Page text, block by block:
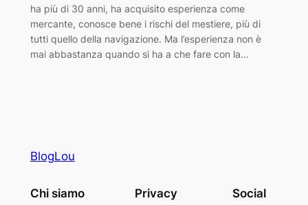
ha più di 30 anni, ha acquisito esperienza come
mercante, conosce bene i rischi del mestiere, più di
tutti quello della navigazione. Ma l’esperienza non è
mai abbastanza quando si ha a che fare con la…
BlogLou
Chi siamo Privacy Social